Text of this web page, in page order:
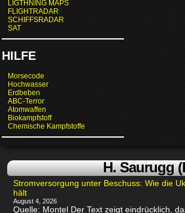
LIGTHNING MAPS
FLIGHTRADAR
SCHIFFSRADAR
SAT
HILFE
Morsecode
Hochwasser
Erdbeben
ABC-Terror
Atomwaffen
Biokampfstoff
Chemische Kampfstoffe
H. Saurugg
Stromversorgung unter Beschuss: Wie die
hält
August 4, 2026
Quelle: Montel Der Text zeigt eindrücklich,